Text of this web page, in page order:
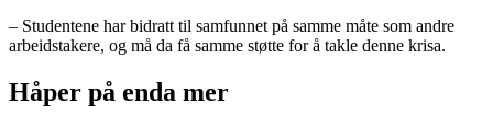
– Studentene har bidratt til samfunnet på samme måte som andre
arbeidstakere, og må da få samme støtte for å takle denne krisa.
Håper på enda mer